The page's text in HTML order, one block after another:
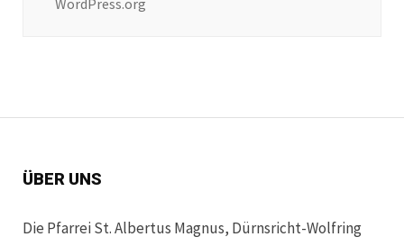
WordPress.org
ÜBER UNS
Die Pfarrei St. Albertus Magnus, Dürnsricht-Wolfring